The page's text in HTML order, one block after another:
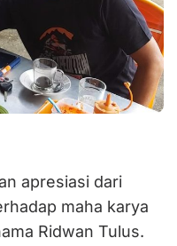
apresiasi dari
maha karya
Ridwan Tulus.